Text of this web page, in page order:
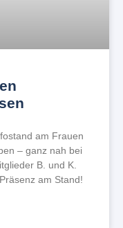
am Frauen
– ganz nah bei
B. und K.
am Stand!